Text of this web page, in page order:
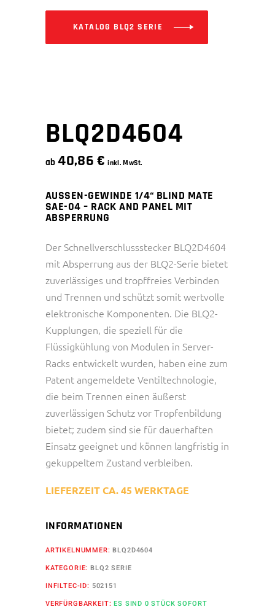
KATALOG BLQ2 SERIE
BLQ2D4604
ab40,86€ inkl. MwSt.
AUSSEN-GEWINDE 1/4“ BLIND MATE
SAE-04 – RACK AND PANEL MIT
ABSPERRUNG
Der Schnellverschlussstecker BLQ2D4604
mit Absperrung aus der BLQ2-Serie bietet
zuverlässiges und tropffreies Verbinden
und Trennen und schützt somit wertvolle
elektronische Komponenten. Die BLQ2-
Kupplungen, die speziell für die
Flüssigkühlung von Modulen in Server-
Racks entwickelt wurden, haben eine zum
Patent angemeldete Ventiltechnologie,
die beim Trennen einen äußerst
zuverlässigen Schutz vor Tropfenbildung
bietet; zudem sind sie für dauerhaften
Einsatz geeignet und können langfristig in
gekuppeltem Zustand verbleiben.
LIEFERZEIT CA. 45 WERKTAGE
INFORMATIONEN
ARTIKELNUMMER:BLQ2D4604
KATEGORIE:BLQ2 SERIE
INFILTEC-ID: 502151
VERFÜRGBARKEIT:ES SIND 0 STÜCK SOFORT